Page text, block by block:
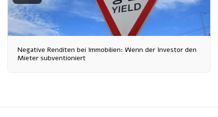
Negative Renditen bei Immobilien: Wenn der Investor den
Mieter subventioniert